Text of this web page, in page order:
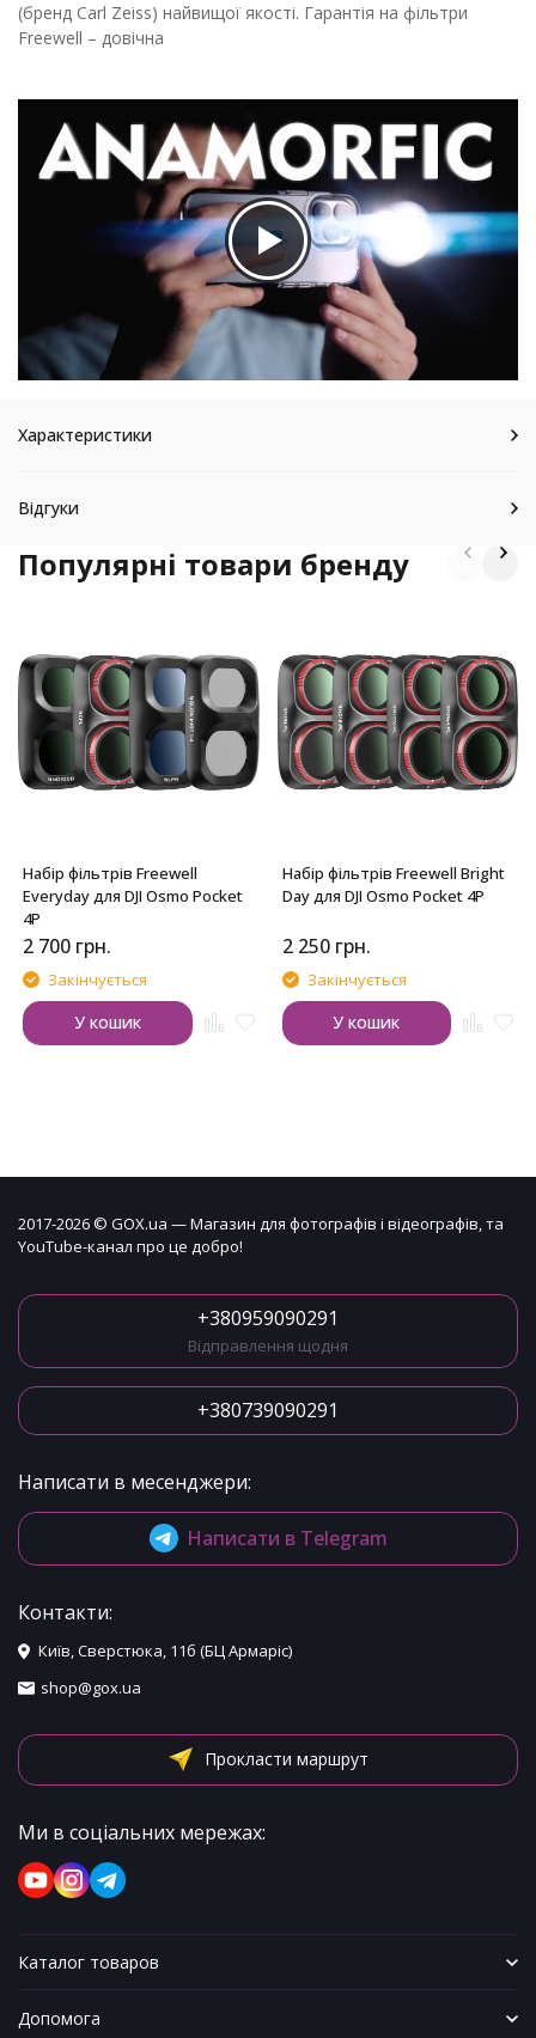
(бренд Carl Zeiss) найвищої якості. Гарантія на фільтри
Freewell – довічна
Характеристики
Відгуки
Популярні товари бренду
Набір фільтрів Freewell
Everyday для DJI Osmo Pocket
4P
2 700 грн.
Закінчується
У кошик
Набір фільтрів Freewell Bright
Day для DJI Osmo Pocket 4P
2 250 грн.
Закінчується
У кошик
2017-2026 © GOX.ua — Магазин для фотографів і відеографів, та
YouTube-канал про це добро!
+380959090291
Відправлення щодня
+380739090291
Написати в месенджери:
Написати в Telegram
Контакти:
Київ, Сверстюка, 11б (БЦ Армаріс)
shop@gox.ua
Прокласти маршрут
Ми в соціальних мережах:
Каталог товаров
Допомога